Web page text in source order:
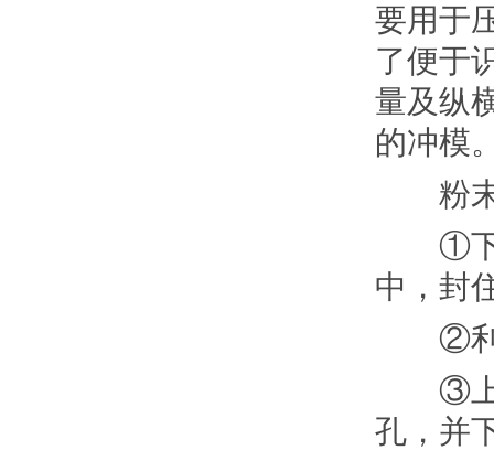
要用于
了便于
量及纵
的冲模
粉末
①下冲
中，封
②利
③上冲
孔，并